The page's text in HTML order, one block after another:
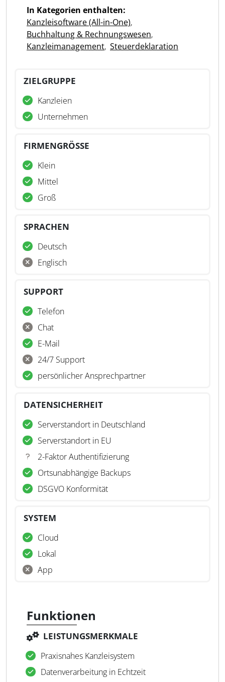
In Kategorien enthalten:
Kanzleisoftware (All-in-One),
Buchhaltung & Rechnungswesen,
Kanzleimanagement, Steuerdeklaration
ZIELGRUPPE
Kanzleien
Unternehmen
FIRMENGRÖSSE
Klein
Mittel
Groß
SPRACHEN
Deutsch
Englisch
SUPPORT
Telefon
Chat
E-Mail
24/7 Support
persönlicher Ansprechpartner
DATENSICHERHEIT
Serverstandort in Deutschland
Serverstandort in EU
2-Faktor Authentifizierung
Ortsunabhängige Backups
DSGVO Konformität
SYSTEM
Cloud
Lokal
App
Funktionen
LEISTUNGSMERKMALE
Praxisnahes Kanzleisystem
Datenverarbeitung in Echtzeit